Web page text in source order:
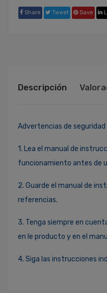
Share Tweet Save
Descripción
Advertencias de seguridad
1. Lea el manual de
funcionamiento antes de
2. Guarde el manual de
referencias.
3. Tenga siempre en
en le producto y en el
4. Siga las instrucciones